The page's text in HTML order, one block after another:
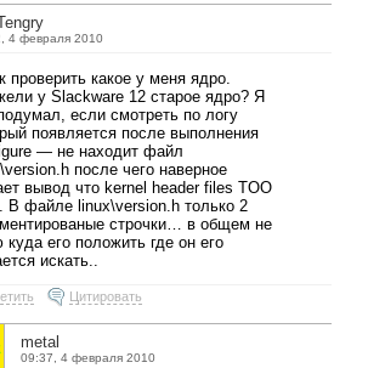
4 февраля 2010
проверить какое у меня ядро.
у Slackware 12 старое ядро? Я
если смотреть по логу
появляется после выполнения
— не находит файл
после чего наверное
вывод что kernel header files TOO
В файле linux\version.h только 2
строчки… в общем не
куда его положить где он его
искать..
Цитировать
metal
09:37, 4 февраля 2010